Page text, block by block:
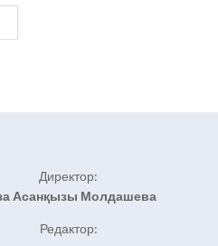
Директор:
Асанқызы Молдашева
Редактор: